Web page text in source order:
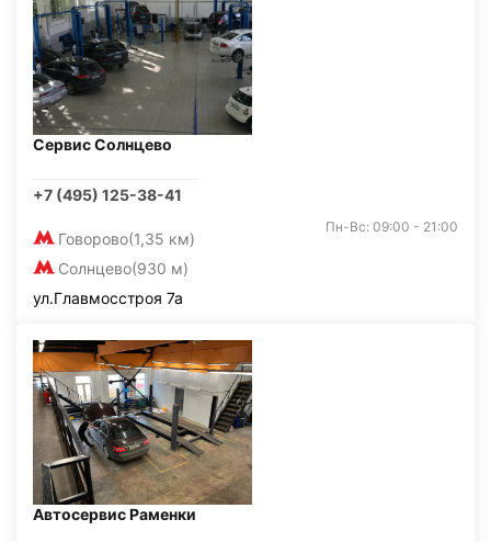
Сервис Солнцево
+7 (495) 125-38-41
Говорово(1,35 км)
Солнцево(930 м)
Пн-Вс: 09:00 - 21:00
ул.Главмосстроя 7а
Автосервис Раменки